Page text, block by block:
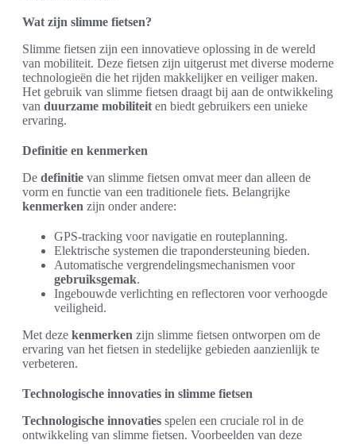
Wat zijn slimme fietsen?
Slimme fietsen zijn een innovatieve oplossing in de wereld
van mobiliteit. Deze fietsen zijn uitgerust met diverse moderne
technologieën die het rijden makkelijker en veiliger maken.
Het gebruik van slimme fietsen draagt bij aan de ontwikkeling
van duurzame mobiliteit en biedt gebruikers een unieke
ervaring.
Definitie en kenmerken
De definitie van slimme fietsen omvat meer dan alleen de
vorm en functie van een traditionele fiets. Belangrijke
kenmerken zijn onder andere:
GPS-tracking voor navigatie en routeplanning.
Elektrische systemen die trapondersteuning bieden.
Automatische vergrendelingsmechanismen voor
gebruiksgemak.
Ingebouwde verlichting en reflectoren voor verhoogde
veiligheid.
Met deze kenmerken zijn slimme fietsen ontworpen om de
ervaring van het fietsen in stedelijke gebieden aanzienlijk te
verbeteren.
Technologische innovaties in slimme fietsen
Technologische innovaties spelen een cruciale rol in de
ontwikkeling van slimme fietsen. Voorbeelden van deze